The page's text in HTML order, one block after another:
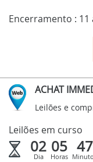
Encerramento : 11
ACHAT
Leilões e
Leilões em curso
02
Dia
05
Horas
47